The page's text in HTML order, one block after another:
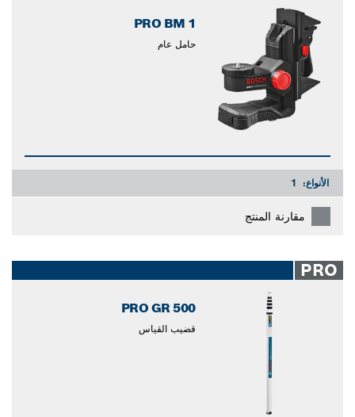
PRO BM 1
حامل عام
الأنواع: 1
مقارنة المنتج
PRO
PRO GR 500
قضيب القياس